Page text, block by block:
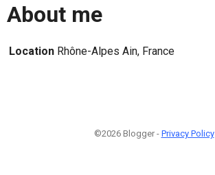
About me
Location Rhône-Alpes Ain, France
©2026 Blogger - Privacy Policy